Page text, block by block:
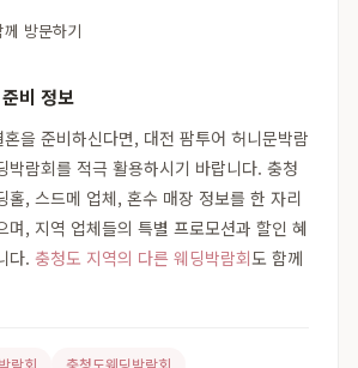
방문하기
비 정보
을 준비하신다면, 대전 팜투어 허니문박람
박람회를 적극 활용하시기 바랍니다. 충청
홀, 스드메 업체, 혼수 매장 정보를 한 자리
며, 지역 업체들의 특별 프로모션과 할인 혜
다. 충청도 지역의 다른 웨딩박람회도 함께
람회
충청도웨딩박람회